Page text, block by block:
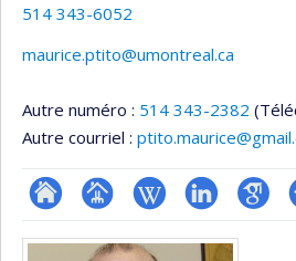
514 343-6052
maurice.ptito@umontreal.ca
Autre numéro : 514 343-2382
Autre courriel :
ResearchGate
Page
professionnelle
Wiki LinkedInGoogle
Médias